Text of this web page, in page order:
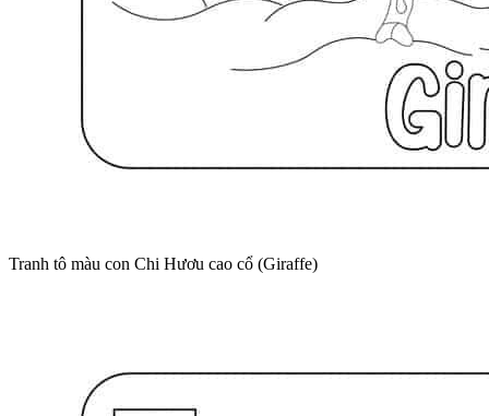
Tranh tô màu con Chi Hươu cao cổ (Giraffe)